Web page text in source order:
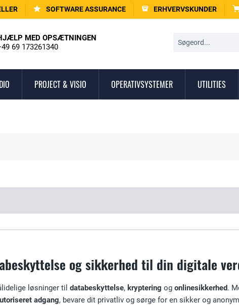
SOFTWARE ASSURANCE ERHVERVSKUNDER
MED OPSÆTNINGEN
69 173261340
PROJECT & VISIO OPERATIVSYSTEMER UTILITIES
og sikkerhed til din digitale
løsninger til databeskyttelse, kryptering og onlinesikkerhed.
adgang, bevare dit privatliv og sørge for en sikker og